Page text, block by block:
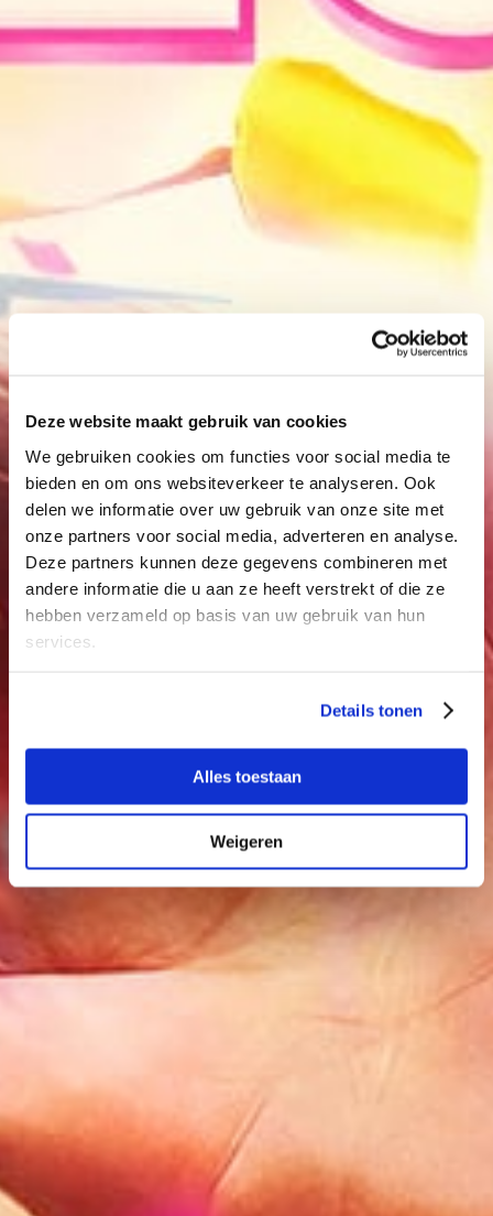
Deze website maakt gebruik van cookies
We gebruiken cookies om functies voor social media te
bieden en om ons websiteverkeer te analyseren. Ook
delen we informatie over uw gebruik van onze site met
onze partners voor social media, adverteren en analyse.
Deze partners kunnen deze gegevens combineren met
andere informatie die u aan ze heeft verstrekt of die ze
hebben verzameld op basis van uw gebruik van hun
services.
Details tonen
Alles toestaan
Weigeren